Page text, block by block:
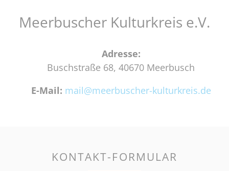
Meerbuscher Kulturkreis e.V.
Adresse:
Buschstraße 68, 40670 Meerbusch
E-Mail: mail@meerbuscher-kulturkreis.de
KONTAKT-FORMULAR